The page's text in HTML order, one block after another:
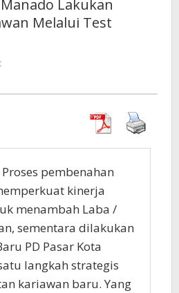
Manado
Lakukan
Assesment
Lakukan
Melalui Test
pembenahan
kinerja
menambah Laba /
sementara dilakukan
PD Pasar Kota
langkah strategis
kariawan baru. Yang